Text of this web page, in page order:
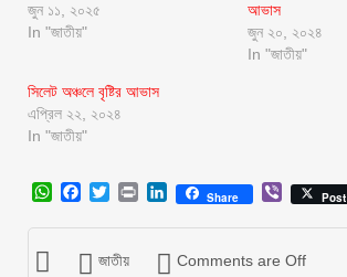
জুন ১১, ২০২৫
In "জাতীয়"
আভাস
জুন ২০, ২০২৪
In "জাতীয়"
সিলেট অঞ্চলে বৃষ্টির আভাস
এপ্রিল ২২, ২০২৪
In "জাতীয়"
WhatsApp
Facebook
Twitter
Print LinkedIn
Share ViberPost
জাতীয় Comments are Off